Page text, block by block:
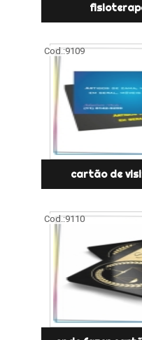
Cod.:9109
cartão de
Cod.:9110